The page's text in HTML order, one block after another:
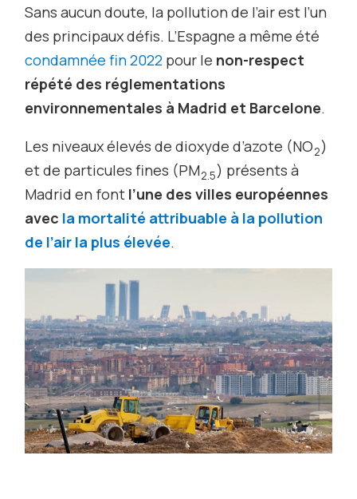
Sans aucun doute, la pollution de l’air est l’un
des principaux défis. L’Espagne a même été
condamnée fin 2022 pour le non-respect
répété des réglementations
environnementales à Madrid et Barcelone.
Les niveaux élevés de dioxyde d’azote (NO2)
et de particules fines (PM2.5) présents à
Madrid en font l’une des villes européennes
avec la mortalité attribuable à la pollution
de l’air la plus élevée.